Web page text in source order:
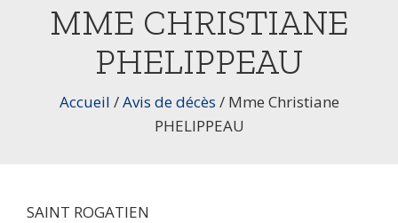
MME CHRISTIANE
PHELIPPEAU
Accueil /Avis de décès / Mme Christiane
PHELIPPEAU
SAINT ROGATIEN